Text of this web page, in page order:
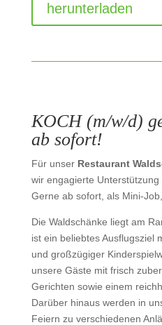
herunterladen
KOCH (m/w/d)
ab sofort!
Für unser Restaurant
wir engagierte Unterstützung
Gerne ab sofort, als Mini-
Die Waldschänke liegt am
ist ein beliebtes Ausflugsziel
und großzügiger
unsere Gäste mit frisch
Gerichten sowie einem
Darüber hinaus werden in
Feiern zu verschiedenen